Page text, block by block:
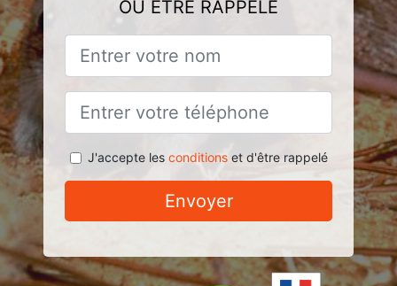
OU ÊTRE RAPPELÉ
J'accepte les conditionset d'être rappelé
Envoyer